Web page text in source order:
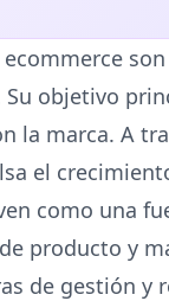
objetivo
la marca. A
el
como una
producto y
de gestión y